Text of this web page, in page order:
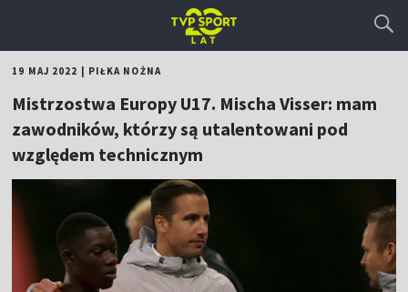
19 MAJ 2022 PIŁKA NOŻNA
Mistrzostwa Europy U17. Mischa Visser: mam
zawodników, którzy są utalentowani pod
względem technicznym